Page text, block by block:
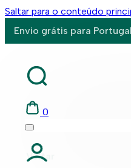
Saltar para o conteúdo
Envio grátis para
0
Voltar